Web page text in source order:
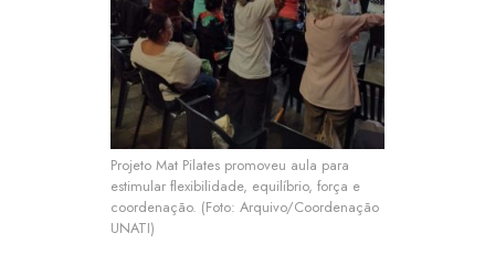
Projeto Mat Pilates promoveu aula para
estimular flexibilidade, equilíbrio, força e
coordenação. (Foto: Arquivo/Coordenação
UNATI)